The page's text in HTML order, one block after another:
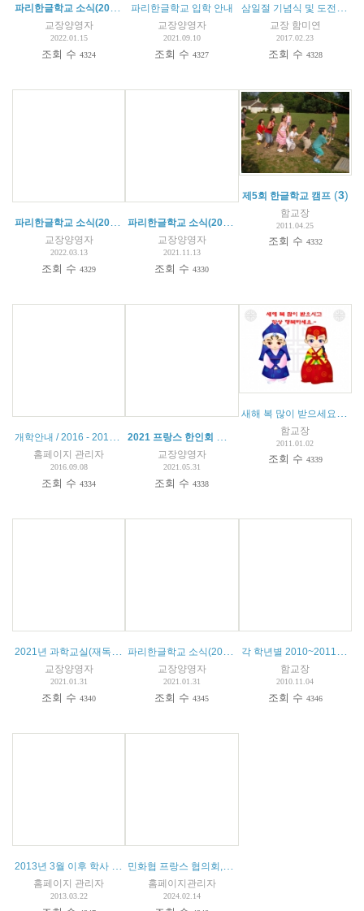
파리한글학교 소식(2022.01.15)
교장양영자
2022.01.15
조회 수4324
파리한글학교 입학 안내
교장양영자
2021.09.10
조회 수4327
삼일절 기념식 및 도전 골든벨 대회
교장 함미연
2017.02.23
조회 수 4328
파리한글학교 소식(2022.03.12)
교장양영자
2022.03.13
조회 수4329
파리한글학교 소식(2021.10.08)
교장양영자
2021.11.13
조회 수4330
제5회 한글학교 캠프 (3)
함교장
2011.04.25
조회 수 4332
개학안내 / 2016 - 2017 학년도
홈페이지 관리자
2016.09.08
조회 수4334
2021 프랑스 한인회 주최 '가정의 달 행사' 수상
교장양영자
2021.05.31
조회 수4338
함교장
2011.01.02
조회 수 4339
2021년 과학교실(재독한국과학기술자협의회)
교장양영자
2021.01.31
조회 수4340
파리한글학교 소식(2021.01.31)
교장양영자
2021.01.31
조회 수4345
각 학년별 2010~2011년도 교육과정 요약표
함교장
2010.11.04
조회 수 4346
2013년 3월 이후 학사 일정
홈페이지 관리자
2013.03.22
민화협 프랑스 협의회, 두번째 시민평화포럼 "예술과 평화"
홈페이지관리자
2024.02.14